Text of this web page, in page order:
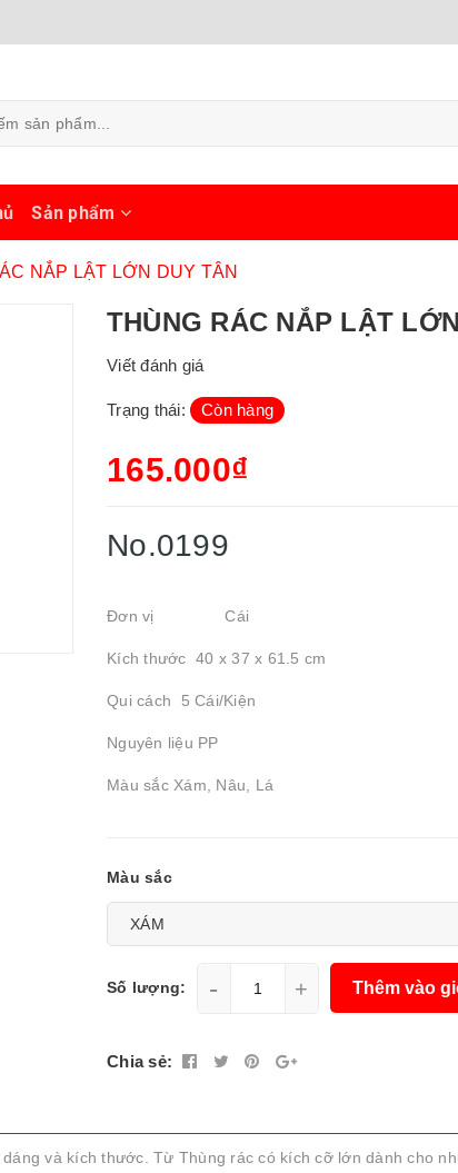
Sản phẩm
NẮP LẬT LỚN DUY TÂN
THÙNG RÁC NẮP LẬT
Viết đánh giá
Trạng thái: Còn hàng
165.000₫
No.0199
Đơn vị Cái
Kích thước 40 x 37 x 61.5 cm
Qui cách 5 Cái/Kiện
Nguyên liệu PP
Màu sắc Xám, Nâu, Lá
Màu sắc
Số lượng: - + Thêm vào
Chia sẻ:
và kích thước. Từ Thùng rác có kích cỡ lớn dành cho